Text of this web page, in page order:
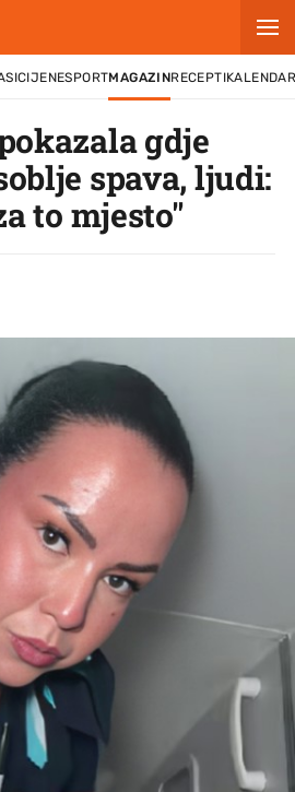
CIJENESPORTMAGAZINRECEPTI
gdje
spava, ljudi:
to mjesto"